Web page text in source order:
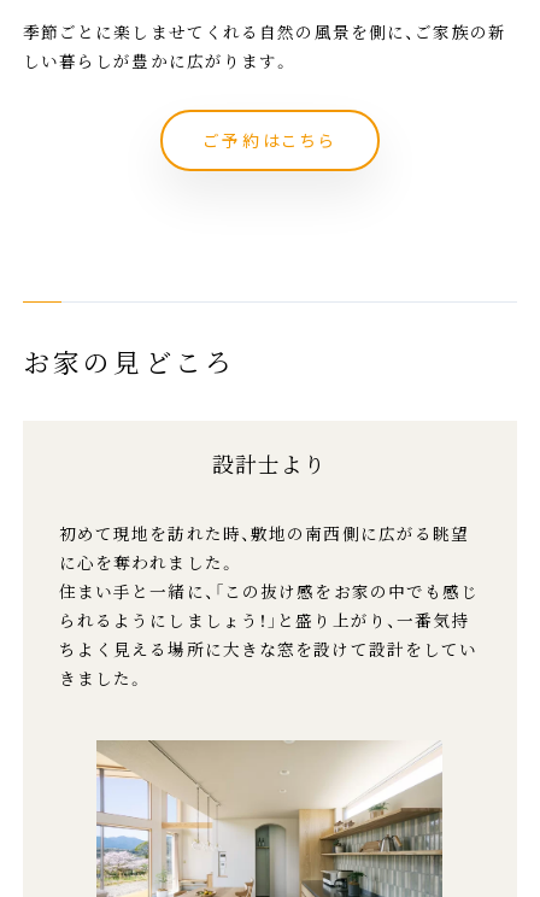
季節ごとに楽しませてくれる自然の風景を側に、ご家族の新
しい暮らしが豊かに広がります。
ご予約はこちら
お家の見どころ
設計士より
初めて現地を訪れた時、敷地の南西側に広がる眺望
に心を奪われました。
住まい手と一緒に、「この抜け感をお家の中でも感じ
られるようにしましょう！」と盛り上がり、一番気持
ちよく見える場所に大きな窓を設けて設計をしてい
きました。